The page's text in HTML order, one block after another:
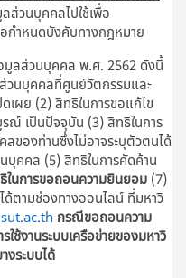
ส่วนบุคคลไปใช้เพื่อ
กำหนดบังคับทางกฎหมาย
ลส่วนบุคคล พ.ศ. 2562 ดังนี้
ส่วนบุคคลที่ศูนย์วัตกรรมและ
ดเผย (2) สิทธิในการขอแก้ไข
ณ์ เป็นปัจจุบัน (3) สิทธิในการ
ของท่านซึ่งไม่อาจระบุตัวตนได้
บุคคล (5) สิทธิในการคัดค้าน
ในการขอถอนความยินยอม (7)
ตามช่องทางออนไลน์ ที่มหาวิ
กรณีขอถอนความ
ช้งานระบบเครือข่ายของมหาวิ
งระบบได้